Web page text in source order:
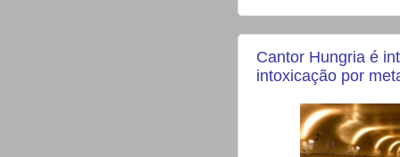
Cantor Hungria é
intoxicação por